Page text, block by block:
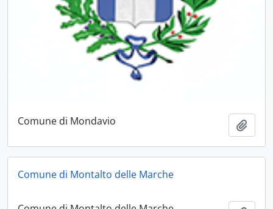
Comune di Mondavio
Comune di Montalto delle Marche